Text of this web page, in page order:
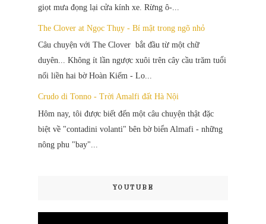
giọt mưa đọng lại cửa kính xe. Rừng ô-...
The Clover at Ngọc Thụy - Bí mật trong ngõ nhỏ
Câu chuyện với The Clover bắt đầu từ một chữ
duyên... Không ít lần ngược xuôi trên cây cầu trăm tuổi
nối liền hai bờ Hoàn Kiếm - Lo...
Crudo di Tonno - Trời Amalfi đất Hà Nội
Hôm nay, tôi được biết đến một câu chuyện thật đặc
biệt về "contadini volanti" bên bờ biển Almafi - những
nông phu "bay"...
YOUTUBE